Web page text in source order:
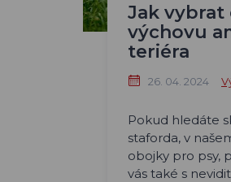
Jak
výchovu
teriéra
26. 04. 2024
Pokud hledáte
staforda, v
obojky pro psy,
vás také s